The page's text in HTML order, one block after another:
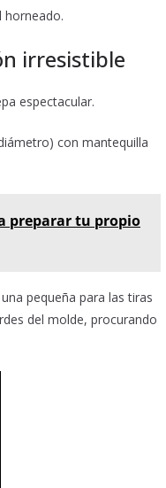
horneado.
irresistible
espectacular.
con mantequilla
preparar tu propio
pequeña para las tiras
del molde, procurando